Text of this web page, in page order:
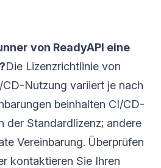
von ReadyAPI eine
Die Lizenzrichtlinie von
Nutzung variiert je nach
beinhalten CI/CD-
der Standardlizenz; andere
Vereinbarung. Überprüfen
kontaktieren Sie Ihren